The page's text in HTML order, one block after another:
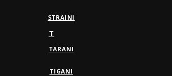
STRAINI
T
TARANI
TIGANI